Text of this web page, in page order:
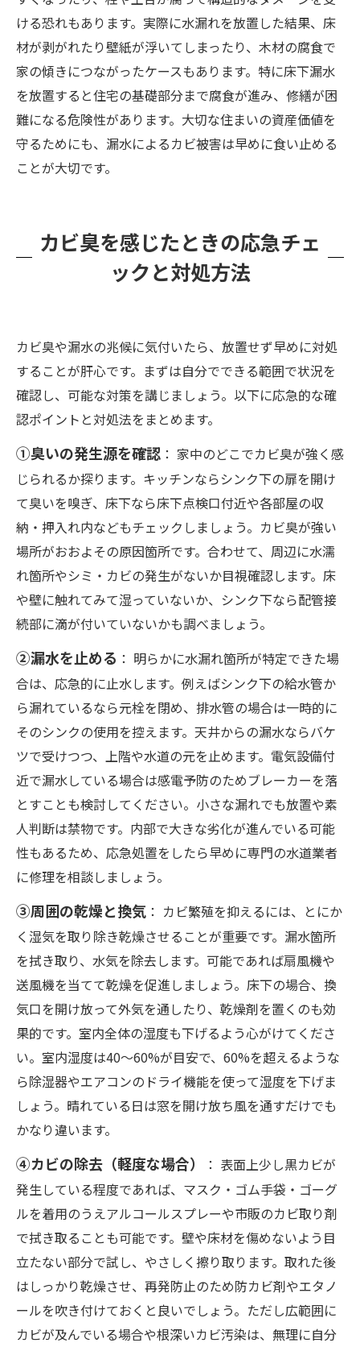
ける恐れもあります。実際に水漏れを放置した結果、床
材が剥がれたり壁紙が浮いてしまったり、木材の腐食で
家の傾きにつながったケースもあります。特に床下漏水
を放置すると住宅の基礎部分まで腐食が進み、修繕が困
難になる危険性があります。大切な住まいの資産価値を
守るためにも、漏水によるカビ被害は早めに食い止める
ことが大切です。
カビ臭を感じたときの応急チェ
ックと対処方法
カビ臭や漏水の兆候に気付いたら、放置せず早めに対処
することが肝心です。まずは自分でできる範囲で状況を
確認し、可能な対策を講じましょう。以下に応急的な確
認ポイントと対処法をまとめます。
①臭いの発生源を確認 ： 家中のどこでカビ臭が強く感
じられるか探ります。キッチンならシンク下の扉を開け
て臭いを嗅ぎ、床下なら床下点検口付近や各部屋の収
納・押入れ内などもチェックしましょう。カビ臭が強い
場所がおおよその原因箇所です。合わせて、周辺に水濡
れ箇所やシミ・カビの発生がないか目視確認します。床
や壁に触れてみて湿っていないか、シンク下なら配管接
続部に滴が付いていないかも調べましょう。
②漏水を止める ： 明らかに水漏れ箇所が特定できた場
合は、応急的に止水します。例えばシンク下の給水管か
ら漏れているなら元栓を閉め、排水管の場合は一時的に
そのシンクの使用を控えます。天井からの漏水ならバケ
ツで受けつつ、上階や水道の元を止めます。電気設備付
近で漏水している場合は感電予防のためブレーカーを落
とすことも検討してください。小さな漏れでも放置や素
人判断は禁物です。内部で大きな劣化が進んでいる可能
性もあるため、応急処置をしたら早めに専門の水道業者
に修理を相談しましょう。
③周囲の乾燥と換気 ： カビ繁殖を抑えるには、とにか
く湿気を取り除き乾燥させることが重要です。漏水箇所
を拭き取り、水気を除去します。可能であれば扇風機や
送風機を当てて乾燥を促進しましょう。床下の場合、換
気口を開け放って外気を通したり、乾燥剤を置くのも効
果的です。室内全体の湿度も下げるよう心がけてくださ
い。室内湿度は40〜60%が目安で、60%を超えるような
ら除湿器やエアコンのドライ機能を使って湿度を下げま
しょう。晴れている日は窓を開け放ち風を通すだけでも
かなり違います。
④カビの除去（軽度な場合）
： 表面上少し黒カビが
発生している程度であれば、マスク・ゴム手袋・ゴーグ
ルを着用のうえアルコールスプレーや市販のカビ取り剤
で拭き取ることも可能です。壁や床材を傷めないよう目
立たない部分で試し、やさしく擦り取ります。取れた後
はしっかり乾燥させ、再発防止のため防カビ剤やエタノ
ールを吹き付けておくと良いでしょう。ただし広範囲に
カビが及んでいる場合や根深いカビ汚染は、無理に自分